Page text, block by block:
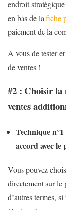
endroit
en bas de la fiche
paiement de la
A vous de tester
de ventes !
#2 : Choisir la
ventes
Technique
accord avec le
Vous pouvez
directement sur le
d’autres termes,